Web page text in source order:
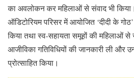
का अवलोकन कर महिलाओं से संवाद भी
ऑडिटोरियम परिसर में आयोजित ‘दीदी के
किया तथा स्व-सहायता समूहों की महिलाओं से
आजीविका गतिविधियों की जानकारी ली और
प्रोत्साहित किया।